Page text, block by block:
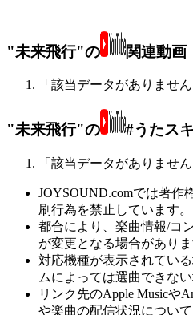
"未来飛行"の 関連動画
「該当データがありません
"未来飛行"の #うたス
「該当データがありません
JOYSOUND.comでは著作
刷行為を禁止しています。
都合により、楽曲情報/コ
が変更となる場合がありま
対応機種が表示されてい
ムによっては選曲できな
リンク先のApple Musicや
や楽曲の配信状況につい